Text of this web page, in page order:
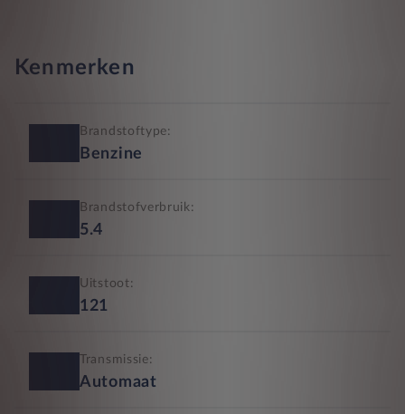
Kenmerken
Brandstoftype:
Benzine
Brandstofverbruik:
5.4
Uitstoot:
121
Transmissie:
Automaat